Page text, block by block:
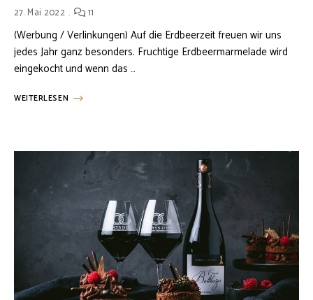
27. Mai 2022 11
(Werbung / Verlinkungen) Auf die Erdbeerzeit freuen wir uns
jedes Jahr ganz besonders. Fruchtige Erdbeermarmelade wird
eingekocht und wenn das …
WEITERLESEN